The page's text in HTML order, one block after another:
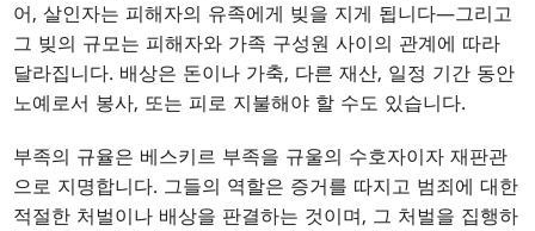
어, 살인자는 피해자의 유족에게 빚을 지게 됩니다—그리고
그 빚의 규모는 피해자와 가족 구성원 사이의 관계에 따라
달라집니다. 배상은 돈이나 가축, 다른 재산, 일정 기간 동안
노예로서 봉사, 또는 피로 지불해야 할 수도 있습니다.
부족의 규율은 베스키르 부족을 규울의 수호자이자 재판관
으로 지명합니다. 그들의 역할은 증거를 따지고 범죄에 대한
적절한 처벌이나 배상을 판결하는 것이며, 그 처벌을 집행하